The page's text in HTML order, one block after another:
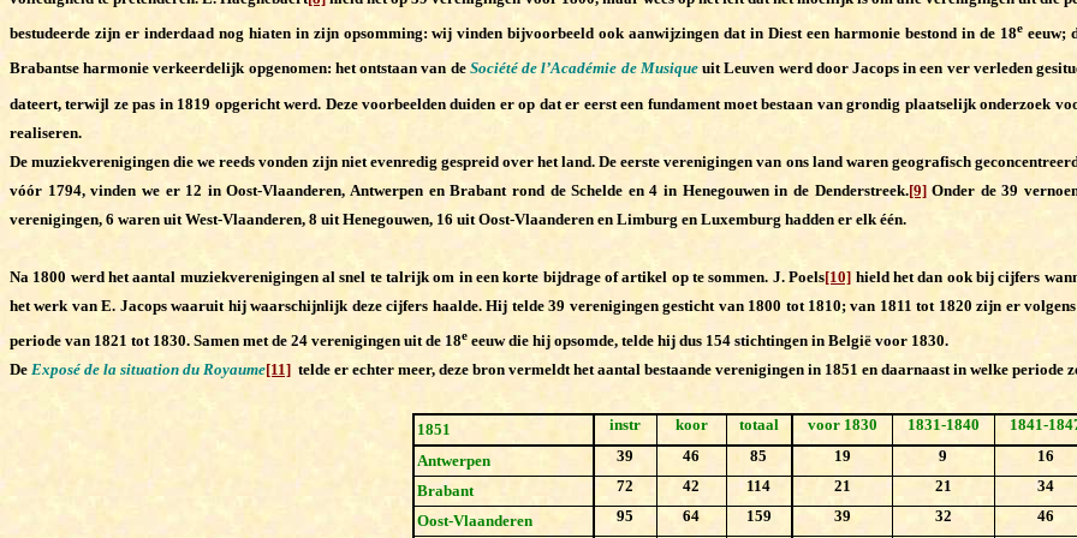
bestudeerde zijn er inderdaad nog hiaten in zijn opsomming: wij vinden bijvoorbeeld ook aanwijzingen dat in Diest een harmonie bestond in de 18eeeuw;
Brabantse harmonie verkeerdelijk opgenomen: het ontstaan van de Société de l’Académie de Musiqueuit Leuven werd door Jacops in een ver verleden
dateert, terwijl ze pas in 1819 opgericht werd. Deze voorbeelden duiden er op dat er eerst een fundament moet bestaan van grondig plaatselijk onderzoek
realiseren.
De muziekverenigingen die we reeds vonden zijn niet evenredig gespreid over het land. De eerste verenigingen van ons land waren geografisch
vóór 1794, vinden we er 12 in Oost-Vlaanderen, Antwerpen en Brabant rond de Schelde en 4 in Henegouwen in de Denderstreek.[9]Onder de 39
verenigingen, 6 waren uit West-Vlaanderen, 8 uit Henegouwen, 16 uit Oost-Vlaanderen en Limburg en Luxemburg hadden er elk één.
Na 1800 werd het aantal muziekverenigingen al snel te talrijk om in een korte bijdrage of artikel op te sommen. J. Poels[10] hield het dan ook bij cijfers
het werk van E. Jacops waaruit hij waarschijnlijk deze cijfers haalde. Hij telde 39 verenigingen gesticht van 1800 tot 1810; van 1811 tot 1820 zijn er
periode van 1821 tot 1830. Samen met de 24 verenigingen uit de 18e eeuw die hij opsomde, telde hij dus 154 stichtingen in België voor 1830.
De Exposé de la situation du Royaume[11] telde er echter meer, deze bron vermeldt het aantal bestaande verenigingen in 1851 en daarnaast in welke periode
1851 instr koor totaal voor 1830 1831-1840
1841-
Antwerpen
39 46 85 19 9
16
Brabant
72 42 114 21 21
34
Oost-Vlaanderen
95 64 159 39 32
46